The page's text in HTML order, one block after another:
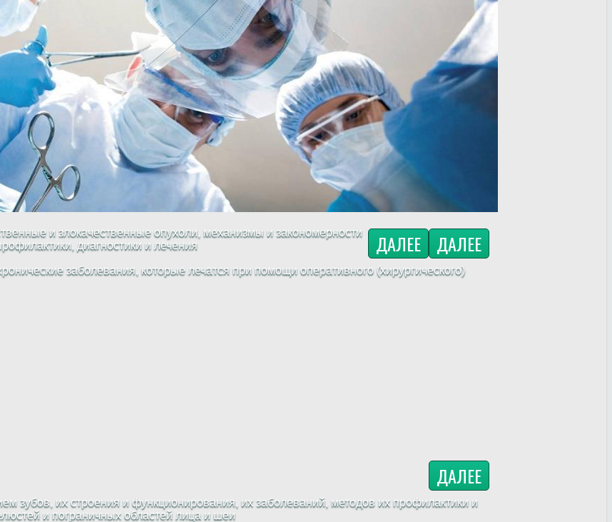
ДАЛЕЕ
заболевания, которые лечатся при помощи оперативного (хирургического)
ДАЛЕЕ
и злокачественные опухоли, механизмы и закономерности
диагностики и лечения
ДАЛЕЕ
зубов, их строения и функционирования, их заболеваний, методов их профилактики и
и пограничных областей лица и шеи